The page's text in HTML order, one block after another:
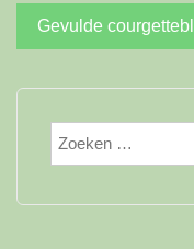
Bericht
navigatie
Gevulde
Zoeken
naar: